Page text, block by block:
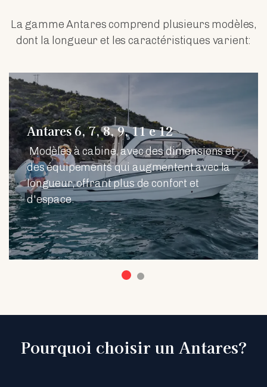
La gamme Antares comprend plusieurs modèles,
dont la longueur et les caractéristiques varient:
Antares 6, 7, 8, 9, 11 e 12
Modèles à cabine, avec des dimensions et
des équipements qui augmentent avec la
longueur, offrant plus de confort et
d'espace.
Pourquoi choisir un Antares?